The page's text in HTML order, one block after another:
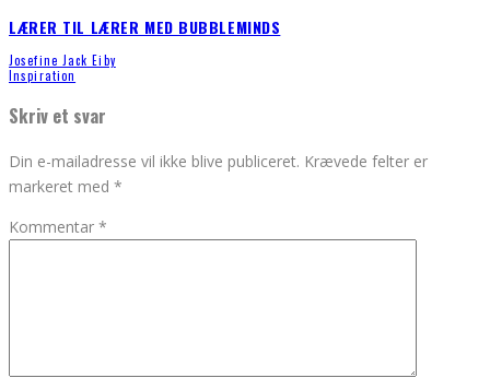
LÆRER TIL LÆRER MED BUBBLEMINDS
Josefine Jack Eiby
Inspiration
Skriv et svar
Din e-mailadresse vil ikke blive publiceret. Krævede felter er
markeret med *
Kommentar *